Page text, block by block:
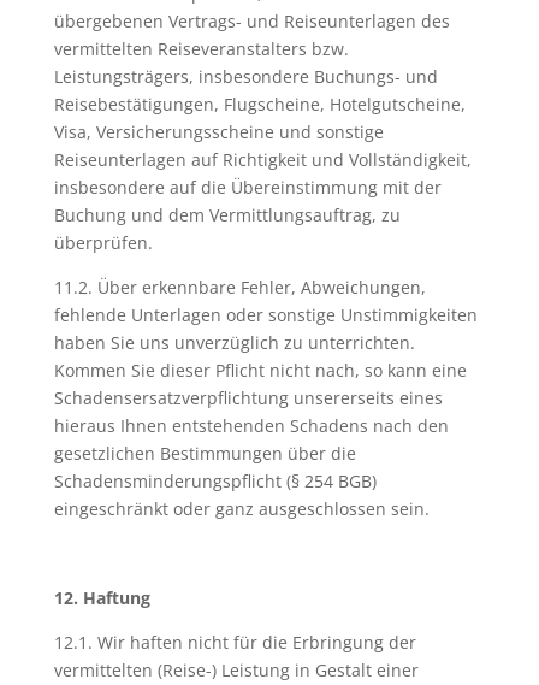
übergebenen Vertrags- und Reiseunterlagen des
vermittelten Reiseveranstalters bzw.
Leistungsträgers, insbesondere Buchungs- und
Reisebestätigungen, Flugscheine, Hotelgutscheine,
Visa, Versicherungsscheine und sonstige
Reiseunterlagen auf Richtigkeit und Vollständigkeit,
insbesondere auf die Übereinstimmung mit der
Buchung und dem Vermittlungsauftrag, zu
überprüfen.
11.2. Über erkennbare Fehler, Abweichungen,
fehlende Unterlagen oder sonstige Unstimmigkeiten
haben Sie uns unverzüglich zu unterrichten.
Kommen Sie dieser Pflicht nicht nach, so kann eine
Schadensersatzverpflichtung unsererseits eines
hieraus Ihnen entstehenden Schadens nach den
gesetzlichen Bestimmungen über die
Schadensminderungspflicht (§ 254 BGB)
eingeschränkt oder ganz ausgeschlossen sein.
12. Haftung
12.1. Wir haften nicht für die Erbringung der
vermittelten (Reise-) Leistung in Gestalt einer